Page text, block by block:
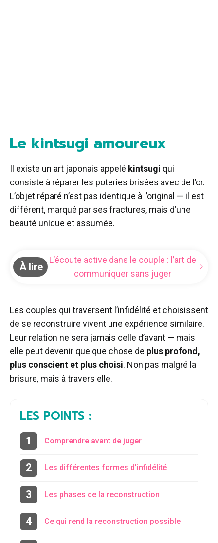
Le kintsugi amoureux
Il existe un art japonais appelé kintsugi qui
consiste à réparer les poteries brisées avec de l’or.
L’objet réparé n’est pas identique à l’original — il est
différent, marqué par ses fractures, mais d’une
beauté unique et assumée.
À lire
L’écoute active dans le couple : l’art de
communiquer sans juger
Les couples qui traversent l’infidélité et choisissent
de se reconstruire vivent une expérience similaire.
Leur relation ne sera jamais celle d’avant — mais
elle peut devenir quelque chose de plus profond,
plus conscient et plus choisi. Non pas malgré la
brisure, mais à travers elle.
LES POINTS :
Comprendre avant de juger
Les différentes formes d’infidélité
Les phases de la reconstruction
Ce qui rend la reconstruction possible